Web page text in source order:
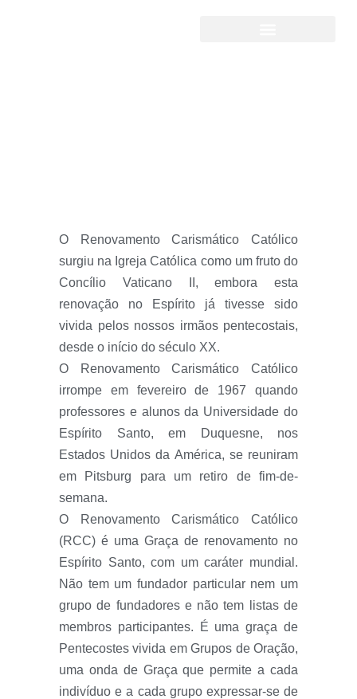
O Renovamento Carismático Católico
surgiu na Igreja Católica como um fruto do
Concílio Vaticano II, embora esta
renovação no Espírito já tivesse sido
vivida pelos nossos irmãos pentecostais,
desde o início do século XX.
O Renovamento Carismático Católico
irrompe em fevereiro de 1967 quando
professores e alunos da Universidade do
Espírito Santo, em Duquesne, nos
Estados Unidos da América, se reuniram
em Pitsburg para um retiro de fim-de-
semana.
O Renovamento Carismático Católico
(RCC) é uma Graça de renovamento no
Espírito Santo, com um caráter mundial.
Não tem um fundador particular nem um
grupo de fundadores e não tem listas de
membros participantes. É uma graça de
Pentecostes vivida em Grupos de Oração,
uma onda de Graça que permite a cada
indivíduo e a cada grupo expressar-se de